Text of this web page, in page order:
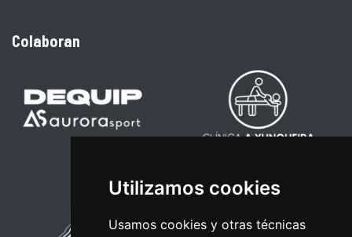
Utilizamos cookies
Usamos cookies y otras técnicas
Colaboran